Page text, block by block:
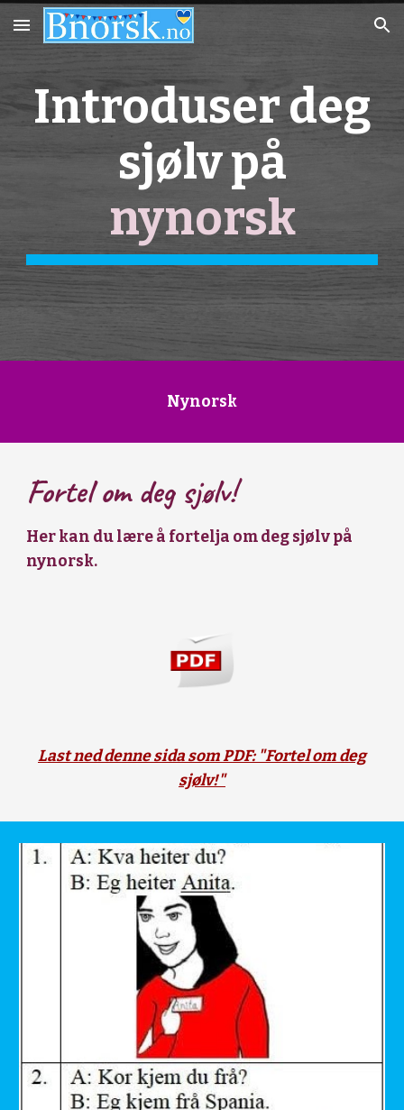
Skip to main content Skip to navigation
Introduser deg
sjølv på
nynorsk
Nynorsk
Fortel om deg sjølv!
Her kan du lære å fortelja om deg sjølv på
nynorsk.
Last ned denne sida som PDF: "Fortel om deg
sjølv!"